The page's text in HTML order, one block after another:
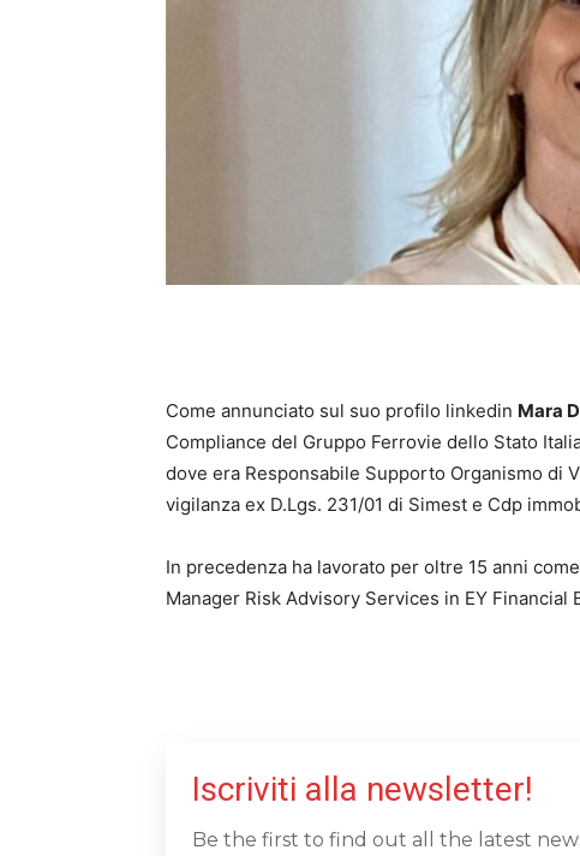
Come annunciato sul suo profilo linkedin Mara
Compliance del Gruppo Ferrovie dello Stato
dove era Responsabile Supporto Organismo di
vigilanza ex D.Lgs. 231/01 di Simest e Cdp
In precedenza ha lavorato per oltre 15 anni
Manager Risk Advisory Services in EY Financial
Iscriviti alla newsletter!
Be the first to find out all the latest